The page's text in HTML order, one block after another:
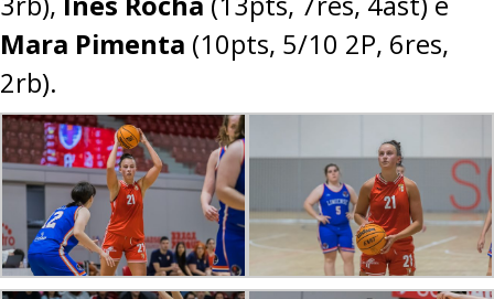
Mara Pimenta (10pts, 5/10 2P, 6res,
2rb).